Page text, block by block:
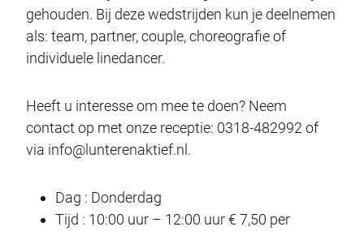
gehouden. Bij deze wedstrijden kun je deelnemen
als: team, partner, couple, choreografie of
individuele linedancer.
Heeft u interesse om mee te doen? Neem
contact op met onze receptie: 0318-482992 of
via info@lunterenaktief.nl.
Dag : Donderdag
Tijd : 10:00 uur – 12:00 uur € 7,50 per